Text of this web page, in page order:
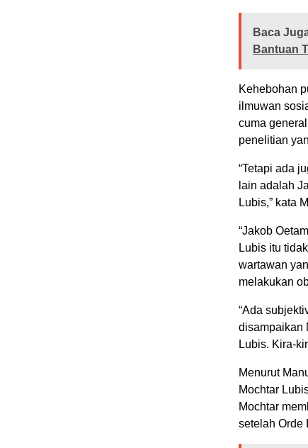
Baca
Bantuan
Kehebohan
ilmuwan
cuma
penelitian
“Tetapi ada
lain adalah
Lubis,” kata
“Jakob
Lubis itu
wartawan
melakukan
“Ada
disampaikan
Lubis. Kira-
Menurut
Mochtar
Mochtar
setelah Orde